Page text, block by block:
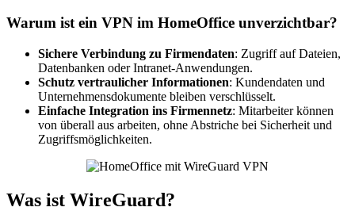
Warum ist ein VPN im HomeOffice unverzichtbar?
Sichere Verbindung zu Firmendaten: Zugriff auf Dateien,
Datenbanken oder Intranet-Anwendungen.
Schutz vertraulicher Informationen: Kundendaten und
Unternehmensdokumente bleiben verschlüsselt.
Einfache Integration ins Firmennetz: Mitarbeiter können
von überall aus arbeiten, ohne Abstriche bei Sicherheit und
Zugriffsmöglichkeiten.
Was ist WireGuard?